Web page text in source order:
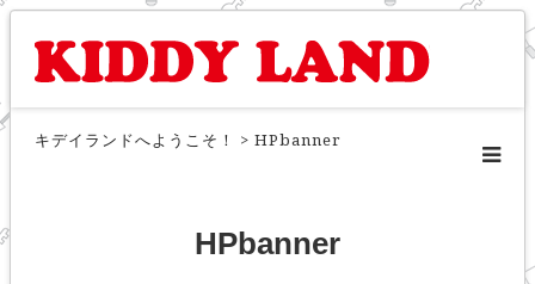
キデイランドへようこそ！ > HPbanner
HPbanner